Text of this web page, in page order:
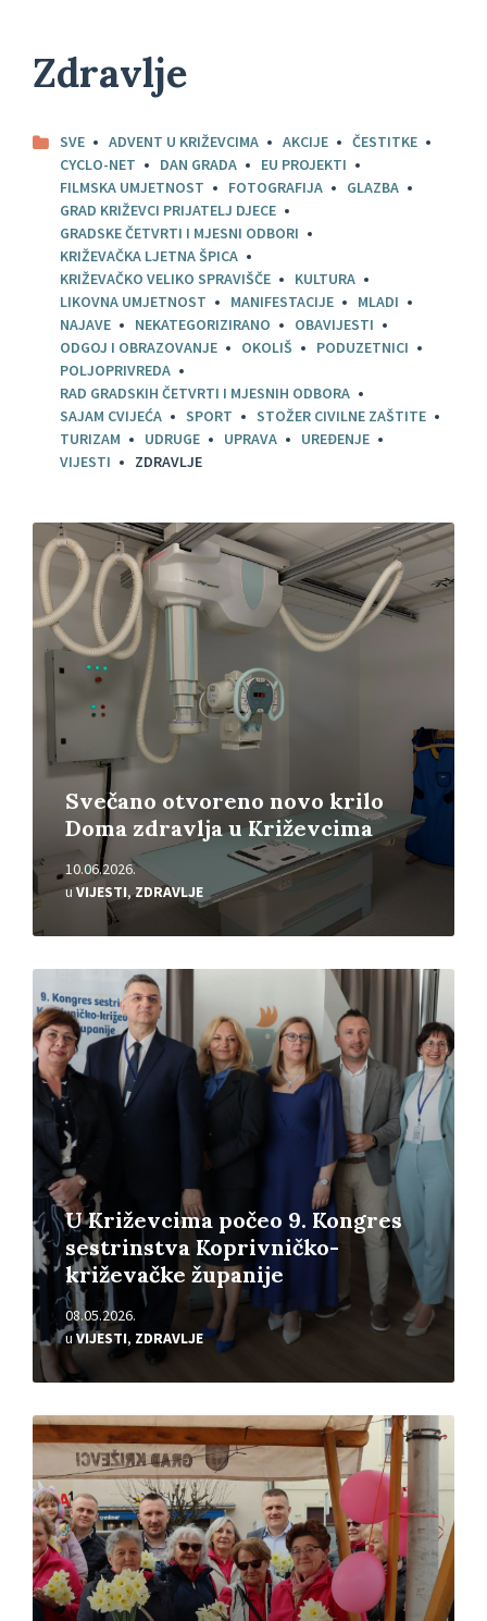
Zdravlje
SVE ADVENT U KRIŽEVCIMA AKCIJE
ČESTITKE
CYCLO-NET
DAN GRADA
EU PROJEKTI
FILMSKA UMJETNOST
FOTOGRAFIJA
GLAZBA
GRAD KRIŽEVCI PRIJATELJ DJECE
GRADSKE ČETVRTI I MJESNI ODBORI
KRIŽEVAČKA LJETNA ŠPICA
KRIŽEVAČKO VELIKO SPRAVIŠČE
KULTURA
LIKOVNA UMJETNOST
MANIFESTACIJE
MLADI
NAJAVE
NEKATEGORIZIRANO
OBAVIJESTI
ODGOJ I OBRAZOVANJE
OKOLIŠ
PODUZETNICI
POLJOPRIVREDA
RAD GRADSKIH ČETVRTI I MJESNIH ODBORA
SAJAM CVIJEĆA
SPORT
STOŽER CIVILNE ZAŠTITE
TURIZAM
UDRUGE UPRAVA
UREĐENJE
VIJESTI
ZDRAVLJE
Svečano otvoreno novo krilo
Doma zdravlja u Križevcima
10.06.2026.
uVIJESTI,ZDRAVLJE
Pročitajte
više
U Križevcima počeo 9. Kongres
sestrinstva Koprivničko-
križevačke županije
08.05.2026.
uVIJESTI, ZDRAVLJE
više
Pročitajte
više